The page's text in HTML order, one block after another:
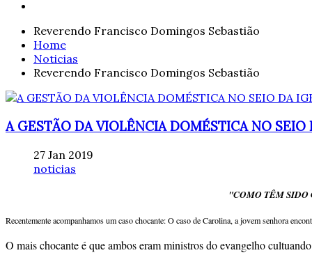
Reverendo Francisco Domingos Sebastião
Home
Noticias
Reverendo Francisco Domingos Sebastião
A GESTÃO DA VIOLÊNCIA DOMÉSTICA NO SEIO
27 Jan 2019
noticias
"COMO TÊM SIDO
Recentemente acompanhamos um caso chocante: O caso de Carolina, a jovem senhora
O mais chocante é que ambos eram ministros do evangelho